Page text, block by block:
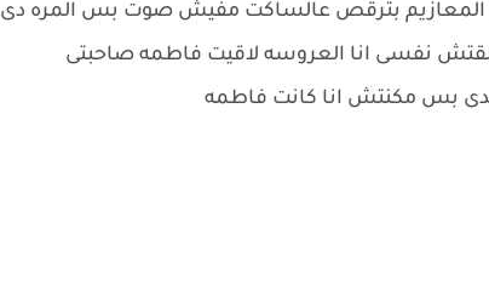
المعازيم بترقص عالساكت مفيش صوت بس المره دى
نفسى انا العروسه لاقيت فاطمه صاحبتى
بس مكنتش انا كانت فاطمه